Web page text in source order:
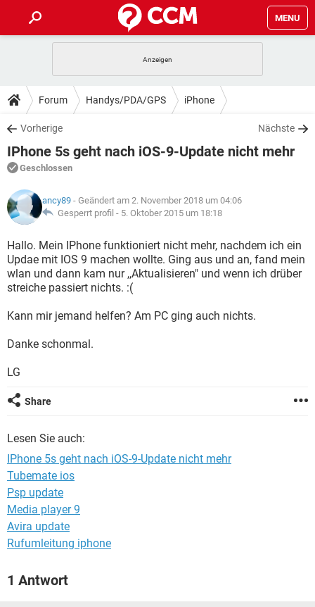
MENU
ANDROID IOS
WINDOWS 10
WHATSAPP TIKTOK
FACEBOOK
TIPPS & TRICKS
SPIELE STREAMING
WINDOWS 10
WHATSAPP
FACEBOOK HARDWARE
DOWNLOADS
SPIELE STREAMING
ANDROID
WINDOWS 10 INSTAGRAM
WHATSAPP
FACEBOOK HARDWARE
FORUM
SPIELE
ANDROID IOS
WHATSAPP TIKTOK
FACEBOOK
LEXIKON
SPIELE
ANDROID IOS
WINDOWS 10 INSTAGRAM
WHATSAPP
FACEBOOK HARDWARE
Forum Handys/PDA/GPS iPhone
Vorherige Nächste
IPhone 5s geht nach iOS-9-Update nicht mehr
Geschlossen
ancy89 - Geändert am 2. November 2018 um 04:06
Gesperrt profil - 5. Oktober 2015 um 18:18
Hallo. Mein IPhone funktioniert nicht mehr, nachdem ich ein
Updae mit IOS 9 machen wollte. Ging aus und an, fand mein
wlan und dann kam nur ,,Aktualisieren" und wenn ich drüber
streiche passiert nichts. :(
Kann mir jemand helfen? Am PC ging auch nichts.
Danke schonmal.
LG
Share
Lesen Sie auch:
IPhone 5s geht nach iOS-9-Update nicht mehr
Tubemate ios
Psp update
Media player 9
Avira update
Rufumleitung iphone
1 Antwort